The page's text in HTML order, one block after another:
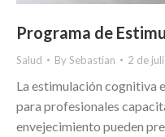
Programa de
Salud BySebastian 2 de
La estimulación cognitiva
para profesionales
envejecimiento pueden